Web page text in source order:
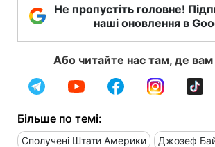
Не пропустіть головне!
наші оновлення в
Або читайте нас там, де вам
Більше по темі:
Сполучені Штати Америки Джозеф